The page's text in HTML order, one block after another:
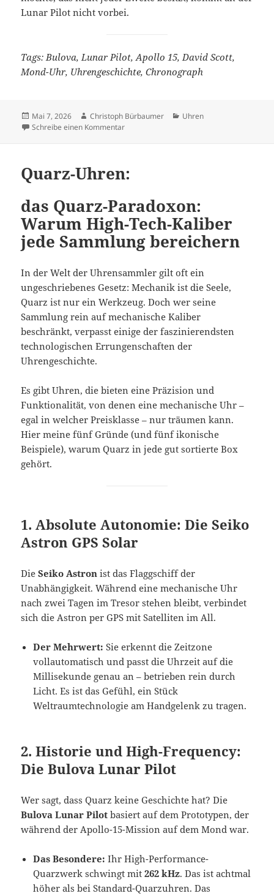
Lunar Pilot nicht vorbei.
Tags: Bulova, Lunar Pilot, Apollo 15, David Scott,
Mond-Uhr, Uhrengeschichte, Chronograph
Veröffentlicht
am
Mai 7, 2026 Autor
Christoph Bürbaumer Kategorien
Uhren
Schreibe einen Kommentarzu Bulova Luna Pilot
Quarz-Uhren:
das Quarz-Paradoxon:
Warum High-Tech-Kaliber
jede Sammlung bereichern
In der Welt der Uhrensammler gilt oft ein
ungeschriebenes Gesetz: Mechanik ist die Seele,
Quarz ist nur ein Werkzeug. Doch wer seine
Sammlung rein auf mechanische Kaliber
beschränkt, verpasst einige der faszinierendsten
technologischen Errungenschaften der
Uhrengeschichte.
Es gibt Uhren, die bieten eine Präzision und
Funktionalität, von denen eine mechanische Uhr –
egal in welcher Preisklasse – nur träumen kann.
Hier meine fünf Gründe (und fünf ikonische
Beispiele), warum Quarz in jede gut sortierte Box
gehört.
1. Absolute Autonomie: Die Seiko
Astron GPS Solar
DieSeiko Astron ist das Flaggschiff der
Unabhängigkeit. Während eine mechanische Uhr
nach zwei Tagen im Tresor stehen bleibt, verbindet
sich die Astron per GPS mit Satelliten im All.
Der Mehrwert: Sie erkennt die Zeitzone
vollautomatisch und passt die Uhrzeit auf die
Millisekunde genau an – betrieben rein durch
Licht. Es ist das Gefühl, ein Stück
Weltraumtechnologie am Handgelenk zu tragen.
2. Historie und High-Frequency:
Die Bulova Lunar Pilot
Wer sagt, dass Quarz keine Geschichte hat? Die
Bulova Lunar Pilot basiert auf dem Prototypen, der
während der Apollo-15-Mission auf dem Mond war.
Das Besondere: Ihr High-Performance-
Quarzwerk schwingt mit262 kHz. Das ist achtmal
höher als bei Standard-Quarzuhren. Das